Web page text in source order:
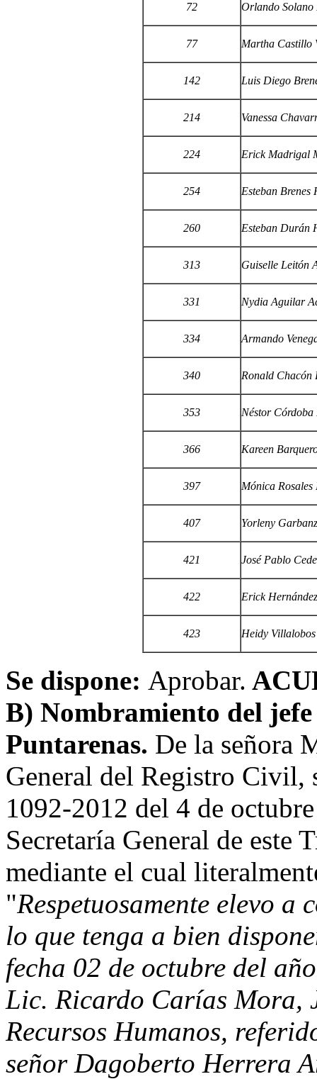
72 Orlando Solano
77 Martha Castillo
142 Luis Diego
214 Vanessa
224 Erick Madrigal
254 Esteban Brenes
260 Esteban Durán
313 Guiselle Leitón
331 Nydia Aguilar
334 Armando
340 Ronald Chacón
353 Néstor
366 Kareen
397 Mónica
407 Yorleny
421 José Pablo
422 Erick
423 Heidy
Se dispone: Aprobar.
B) Nombramiento del
Puntarenas. De la señora
General del Registro Civil,
1092-2012 del 4 de
Secretaría General de este
mediante el cual
"Respetuosamente elevo
lo que tenga a bien
fecha 02 de octubre del
Lic. Ricardo Carías Mora,
Recursos Humanos,
señor Dagoberto Herrera